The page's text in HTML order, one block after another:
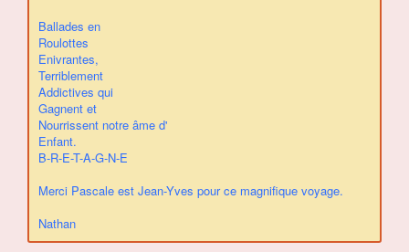
Ballades en
Roulottes
Enivrantes,
Terriblement
Addictives qui
Gagnent et
Nourrissent notre âme d'
Enfant.
B-R-E-T-A-G-N-E
Merci Pascale est Jean-Yves pour ce magnifique voyage.
Nathan